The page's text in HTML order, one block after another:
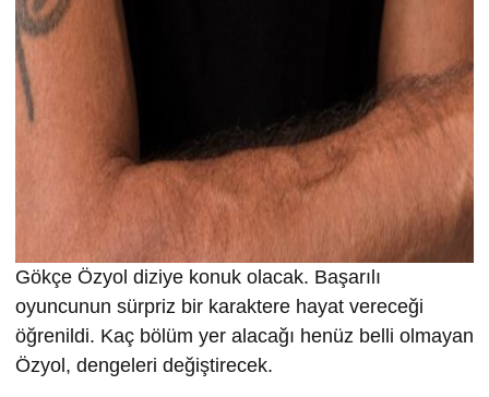
Gökçe Özyol diziye konuk olacak. Başarılı
oyuncunun sürpriz bir karaktere hayat vereceği
öğrenildi. Kaç bölüm yer alacağı henüz belli olmayan
Özyol, dengeleri değiştirecek.